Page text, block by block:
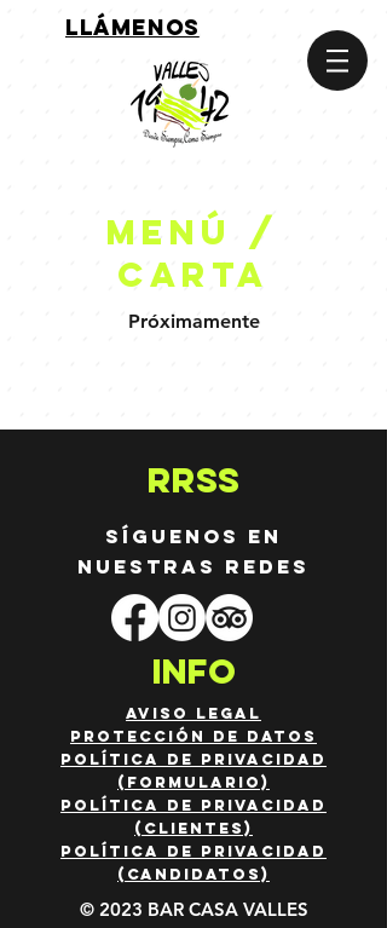
LLÁMENOS
menú /
carta
Próximamente
RRSS
síguenos en
nuestras redes
INFO
AVISO LEGAL
PROTECCIÓN DE DATOS
política de pr ivacidad
(FORMULARIO)
POLÍTICA DE PRIVACIDAD
(CLIENTES)
POLÍTICA DE PRIVACIDAD
(CANDIDATOS)
© 2023 BAR CASA VALLES